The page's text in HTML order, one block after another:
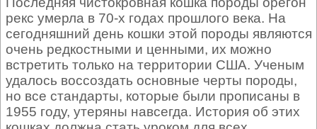
рекс умерла в 70-х годах прошлого века. На
сегодняшний день кошки этой породы являются
очень редкостными и ценными, их можно
встретить только на территории США. Ученым
удалось воссоздать основные черты породы,
но все стандарты, которые были прописаны в
1955 году, утеряны навсегда. История об этих